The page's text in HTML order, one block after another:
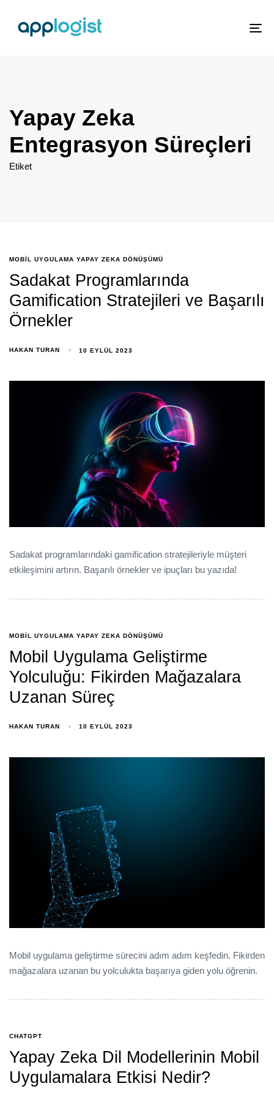
Yapay Zeka
Entegrasyon Süreçleri
Etiket
MOBIL UYGULAMA YAPAY ZEKA DÖNÜŞÜMÜ
Sadakat Programlarında
Gamification Stratejileri ve Başarılı
Örnekler
HAKAN TURAN 10 EYLÜL 2023
Sadakat programlarındaki gamification stratejileriyle müşteri
etkileşimini artırın. Başarılı örnekler ve ipuçları bu yazıda!
MOBIL UYGULAMA YAPAY ZEKA DÖNÜŞÜMÜ
Mobil Uygulama Geliştirme
Yolculuğu: Fikirden Mağazalara
Uzanan Süreç
HAKAN TURAN 10 EYLÜL 2023
Mobil uygulama geliştirme sürecini adım adım keşfedin. Fikirden
mağazalara uzanan bu yolculukta başarıya giden yolu öğrenin.
CHATGPT
Yapay Zeka Dil Modellerinin Mobil
Uygulamalara Etkisi Nedir?